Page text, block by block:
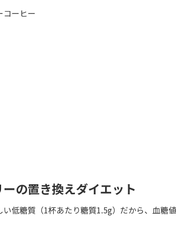
の置き換えダイエット
い低糖質（1杯あたり糖質1.5g）だから、血糖